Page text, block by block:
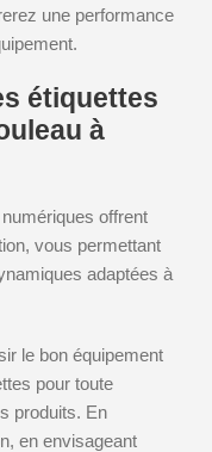
une performance
étiquettes
à
offrent
vous permettant
adaptées à
le bon équipement
pour toute
produits. En
en envisageant